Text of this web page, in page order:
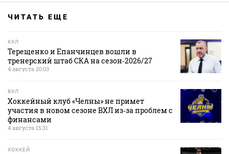
ЧИТАТЬ ЕЩЕ
КХЛ
Терещенко и Епанчинцев вошли в
тренерский штаб СКА на сезон‑2026/27
4 августа 20:03
ВХЛ
Хоккейный клуб «Челны» не примет
участия в новом сезоне ВХЛ из‑за проблем с
финансами
4 августа 15:31
ХОККЕЙ